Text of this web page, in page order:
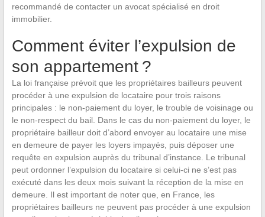
recommandé de contacter un avocat spécialisé en droit
immobilier.
Comment éviter l’expulsion de
son appartement ?
La loi française prévoit que les propriétaires bailleurs peuvent
procéder à une expulsion de locataire pour trois raisons
principales : le non-paiement du loyer, le trouble de voisinage ou
le non-respect du bail. Dans le cas du non-paiement du loyer, le
propriétaire bailleur doit d’abord envoyer au locataire une mise
en demeure de payer les loyers impayés, puis déposer une
requête en expulsion auprès du tribunal d’instance. Le tribunal
peut ordonner l’expulsion du locataire si celui-ci ne s’est pas
exécuté dans les deux mois suivant la réception de la mise en
demeure. Il est important de noter que, en France, les
propriétaires bailleurs ne peuvent pas procéder à une expulsion